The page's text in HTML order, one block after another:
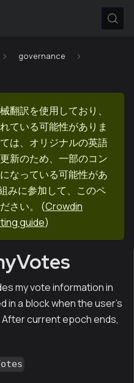
governance
翻訳を使用しており、
ている可能性がありま
は、オリジナルの英語
新のため、一部のコン
なっている可能性があ
みに参加して、このペ
さい。
(Crowdin
guide)
my vote information in
in a block when the user's
current epoch ends,